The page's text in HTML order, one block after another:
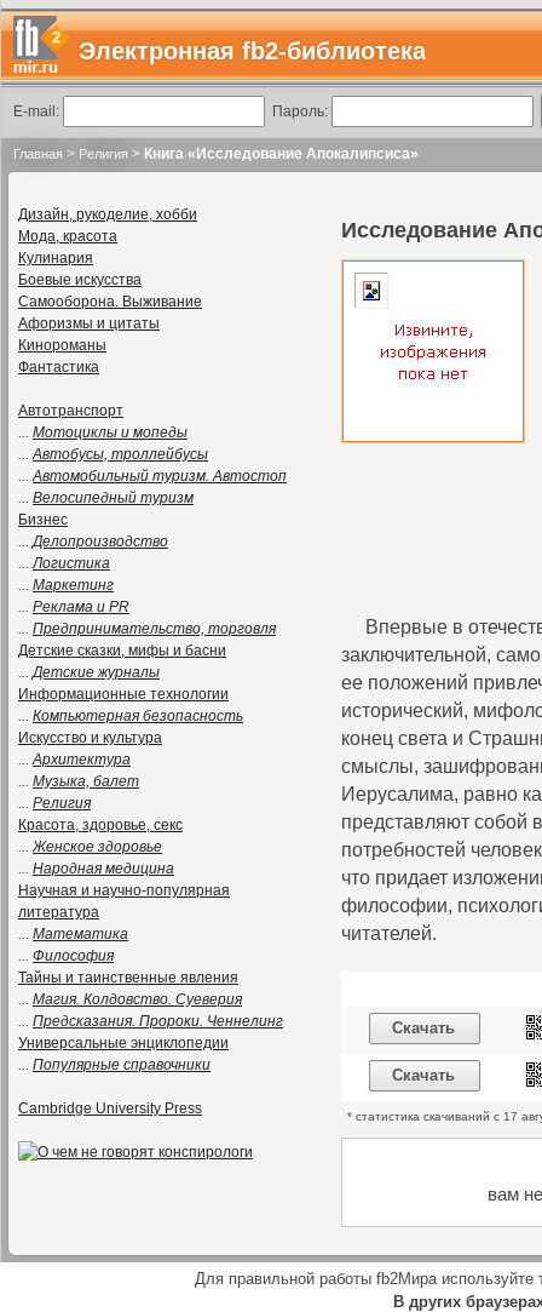
Электронная fb2-библиотека
E-mail: Пароль:
Главная > Религия > Книга «Исследование Апокалипсиса»
Дизайн, рукоделие, хобби
Мода, красота
Кулинария
Боевые искусства
Самооборона. Выживание
Афоризмы и цитаты
Кинороманы
Фантастика
Автотранспорт
... Мотоциклы и мопеды
...Автобусы, троллейбусы
...Автомобильный туризм. Автостоп
... Велосипедный туризм
Бизнес
...Делопроизводство
...Логистика
... Маркетинг
... Реклама и PR
... Предпринимательство, торговля
Детские сказки, мифы и басни
...Детские журналы
Информационные технологии
... Компьютерная безопасность
Искусство и культура
...Архитектура
... Музыка, балет
... Религия
Красота, здоровье, секс
...Женское здоровье
... Народная медицина
Научная и научно-популярная
литература
... Математика
... Философия
Тайны и таинственные явления
... Магия. Колдовство. Суеверия
... Предсказания. Пророки. Ченнелинг
Универсальные энциклопедии
... Популярные справочники
Cambridge University Press
Исследование
Впервые в
заключительной,
ее положений
исторический,
конец света и
смыслы,
Иерусалима, равно
представляют собой
потребностей
что придает
философии,
читателей.
Скачать
Скачать
* статистика скачиваний с 17
вам
Для правильной работы fb2Мира используйте
В других